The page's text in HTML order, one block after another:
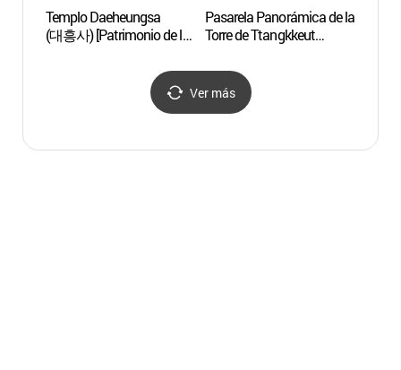
Templo Daeheungsa
(대흥사) [Patrimonio de la
Pasarela Panorámica de la
Torre de Ttangkkeut
Ver más